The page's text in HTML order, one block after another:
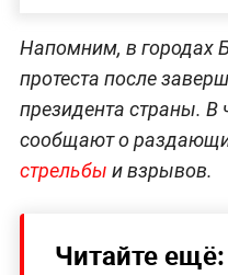
Напомним, в городах
протеста после
президента страны. В
сообщают о
стрельбы и взрывов.
Читайте ещё: